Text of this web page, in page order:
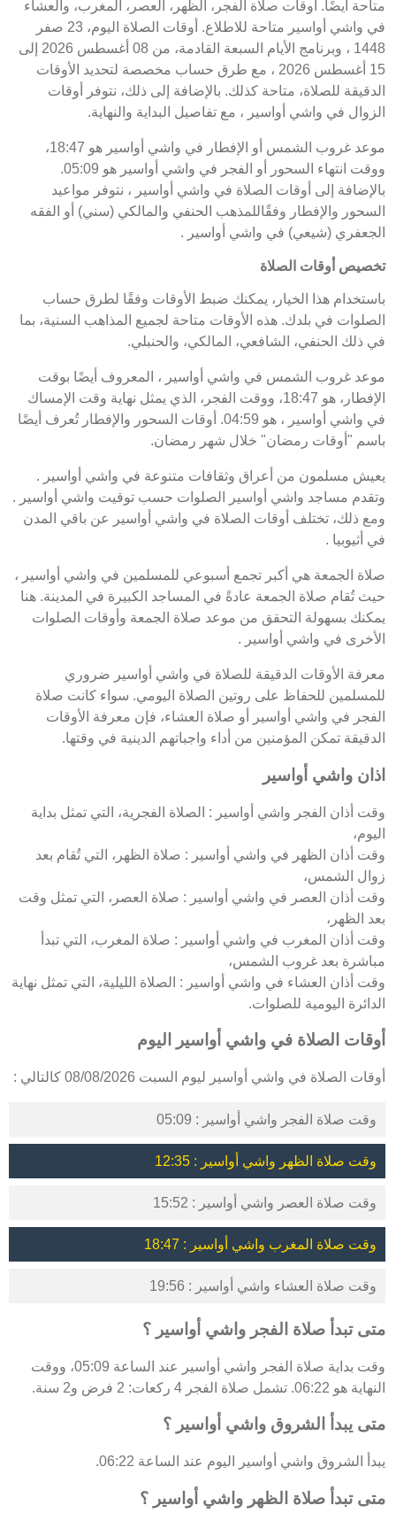
متاحة أيضًا. أوقات صلاة الفجر، الظهر، العصر، المغرب، والعشاء
في واشي أواسير متاحة للاطلاع. أوقات الصلاة اليوم، 23 صفر
1448 ، وبرنامج الأيام السبعة القادمة، من 08 أغسطس 2026 إلى
15 أغسطس 2026 ، مع طرق حساب مخصصة لتحديد الأوقات
الدقيقة للصلاة، متاحة كذلك. بالإضافة إلى ذلك، نتوفر أوقات
الزوال في واشي أواسير ، مع تفاصيل البداية والنهاية.
موعد غروب الشمس أو الإفطار في واشي أواسير هو 18:47،
ووقت انتهاء السحور أو الفجر في واشي أواسير هو 05:09.
بالإضافة إلى أوقات الصلاة في واشي أواسير ، نتوفر مواعيد
السحور والإفطار وفقًاللمذهب الحنفي والمالكي (سني) أو الفقه
الجعفري (شيعي) في واشي أواسير .
تخصيص أوقات الصلاة
باستخدام هذا الخيار، يمكنك ضبط الأوقات وفقًا لطرق حساب
الصلوات في بلدك. هذه الأوقات متاحة لجميع المذاهب السنية، بما
في ذلك الحنفي، الشافعي، المالكي، والحنبلي.
موعد غروب الشمس في واشي أواسير ، المعروف أيضًا بوقت
الإفطار، هو 18:47، ووقت الفجر، الذي يمثل نهاية وقت الإمساك
في واشي أواسير ، هو 04:59. أوقات السحور والإفطار تُعرف أيضًا
باسم "أوقات رمضان" خلال شهر رمضان.
يعيش مسلمون من أعراق وثقافات متنوعة في واشي أواسير .
وتقدم مساجد واشي أواسير الصلوات حسب توقيت واشي أواسير .
ومع ذلك، تختلف أوقات الصلاة في واشي أواسير عن باقي المدن
في أثيوبيا .
صلاة الجمعة هي أكبر تجمع أسبوعي للمسلمين في واشي أواسير ،
حيث تُقام صلاة الجمعة عادةً في المساجد الكبيرة في المدينة. هنا
يمكنك بسهولة التحقق من موعد صلاة الجمعة وأوقات الصلوات
الأخرى في واشي أواسير .
معرفة الأوقات الدقيقة للصلاة في واشي أواسير ضروري
للمسلمين للحفاظ على روتين الصلاة اليومي. سواء كانت صلاة
الفجر في واشي أواسير أو صلاة العشاء، فإن معرفة الأوقات
الدقيقة تمكن المؤمنين من أداء واجباتهم الدينية في وقتها.
اذان واشي أواسير
وقت أذان الفجر واشي أواسير : الصلاة الفجرية، التي تمثل بداية
اليوم،
وقت أذان الظهر في واشي أواسير : صلاة الظهر، التي تُقام بعد
زوال الشمس،
وقت أذان العصر في واشي أواسير : صلاة العصر، التي تمثل وقت
بعد الظهر،
وقت أذان المغرب في واشي أواسير : صلاة المغرب، التي تبدأ
مباشرة بعد غروب الشمس،
وقت أذان العشاء في واشي أواسير : الصلاة الليلية، التي تمثل نهاية
الدائرة اليومية للصلوات.
أوقات الصلاة في واشي أواسير اليوم
أوقات الصلاة في واشي أواسير ليوم السبت 08/08/2026 كالتالي :
وقت صلاة الفجر واشي أواسير : 05:09
وقت صلاة الظهر واشي أواسير : 12:35
وقت صلاة العصر واشي أواسير : 15:52
وقت صلاة المغرب واشي أواسير : 18:47
وقت صلاة العشاء واشي أواسير : 19:56
متى تبدأ صلاة الفجر واشي أواسير ؟
وقت بداية صلاة الفجر واشي أواسير عند الساعة 05:09، ووقت
النهاية هو 06:22. تشمل صلاة الفجر 4 ركعات: 2 فرض و2 سنة.
متى يبدأ الشروق واشي أواسير ؟
يبدأ الشروق واشي أواسير اليوم عند الساعة 06:22.
متى تبدأ صلاة الظهر واشي أواسير ؟